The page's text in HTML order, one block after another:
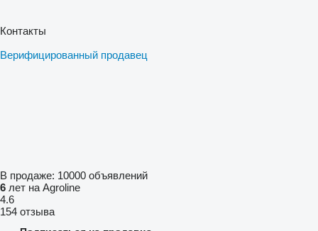
Контакты
Верифицированный продавец
В продаже: 10000 объявлений
6 лет на Agroline
4.6
154 отзыва